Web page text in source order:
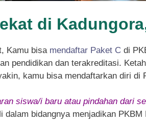
di
Kamu bisa mendaftar Paket C di
pendidikan dan terakreditasi.
kamu bisa mendaftarkan diri di
siswa/i baru atau pindahan dari
bidangnya menjadikan